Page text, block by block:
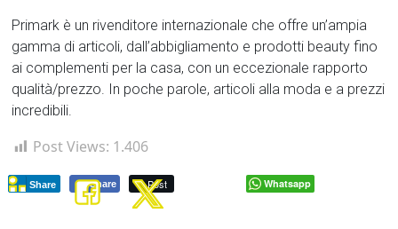
Primark è un rivenditore internazionale che offre un’ampia
gamma di articoli, dall’abbigliamento e prodotti beauty fino
ai complementi per la casa, con un eccezionale rapporto
qualità/prezzo. In poche parole, articoli alla moda e a prezzi
incredibili.
Post Views: 1.406
Share Post
Share Whatsapp